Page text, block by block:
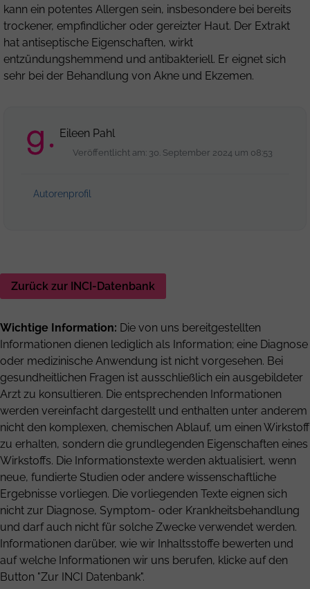
kann ein potentes Allergen sein, insbesondere bei bereits
trockener, empfindlicher oder gereizter Haut. Der Extrakt
hat antiseptische Eigenschaften, wirkt
entzündungshemmend und antibakteriell. Er eignet sich
sehr bei der Behandlung von Akne und Ekzemen.
Eileen Pahl
Veröffentlicht am: 30. September 2024 um 08:53
Autorenprofil
Zurück zur INCI-Datenbank
Wichtige Information: Die von uns bereitgestellten
Informationen dienen lediglich als Information; eine Diagnose
oder medizinische Anwendung ist nicht vorgesehen. Bei
gesundheitlichen Fragen ist ausschließlich ein ausgebildeter
Arzt zu konsultieren. Die entsprechenden Informationen
werden vereinfacht dargestellt und enthalten unter anderem
nicht den komplexen, chemischen Ablauf, um einen Wirkstoff
zu erhalten, sondern die grundlegenden Eigenschaften eines
Wirkstoffs. Die Informationstexte werden aktualisiert, wenn
neue, fundierte Studien oder andere wissenschaftliche
Ergebnisse vorliegen. Die vorliegenden Texte eignen sich
nicht zur Diagnose, Symptom- oder Krankheitsbehandlung
und darf auch nicht für solche Zwecke verwendet werden.
Informationen darüber, wie wir Inhaltsstoffe bewerten und
auf welche Informationen wir uns berufen, klicke auf den
Button "Zur INCI Datenbank".